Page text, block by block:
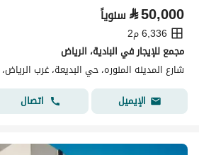
⃁50,000 سنوياً
6,336 م2
مجمع للإيجار في البادية، الرياض
شارع المدينه المنوره، حي البديعة، غرب
الإيميل
اتصال